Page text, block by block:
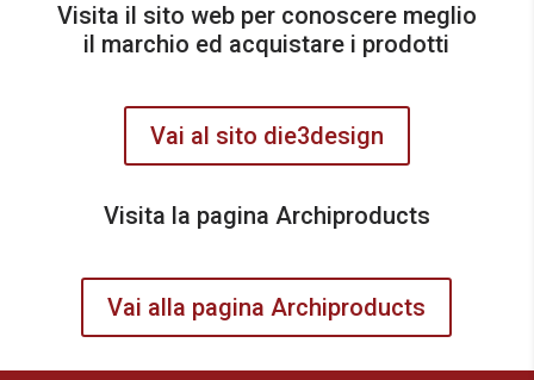
Visita il sito web per conoscere meglio
il marchio ed acquistare i prodotti
Vai al sito die3design
Visita la pagina Archiproducts
Vai alla pagina Archiproducts